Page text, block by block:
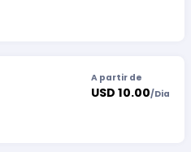
A partir de
USD 10.00/Dia